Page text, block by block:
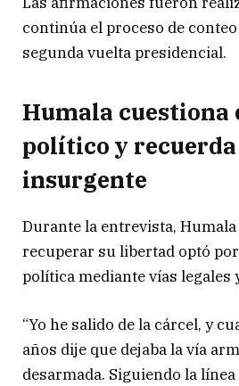
continúa el proceso de
segunda vuelta presidencial.
Humala cuestiona
político y recuerda
insurgente
Durante la entrevista,
recuperar su libertad optó
política mediante vías legales
“Yo he salido de la cárcel, y
años dije que dejaba la vía
desarmada. Siguiendo la